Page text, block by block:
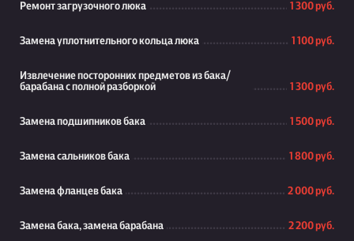
Ремонт загрузочного люка 1 300 руб.
Замена уплотнительного кольца люка 1 100 руб.
Извлечение посторонних предметов из бака/
барабана с полной разборкой
1 300 руб.
Замена подшипников бака 1 500 руб.
Замена сальников бака 1 800 руб.
Замена фланцев бака 2 000 руб.
Замена бака, замена барабана 2 200 руб.